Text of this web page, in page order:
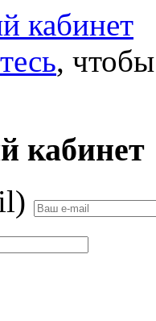
кабинет
,
кабинет